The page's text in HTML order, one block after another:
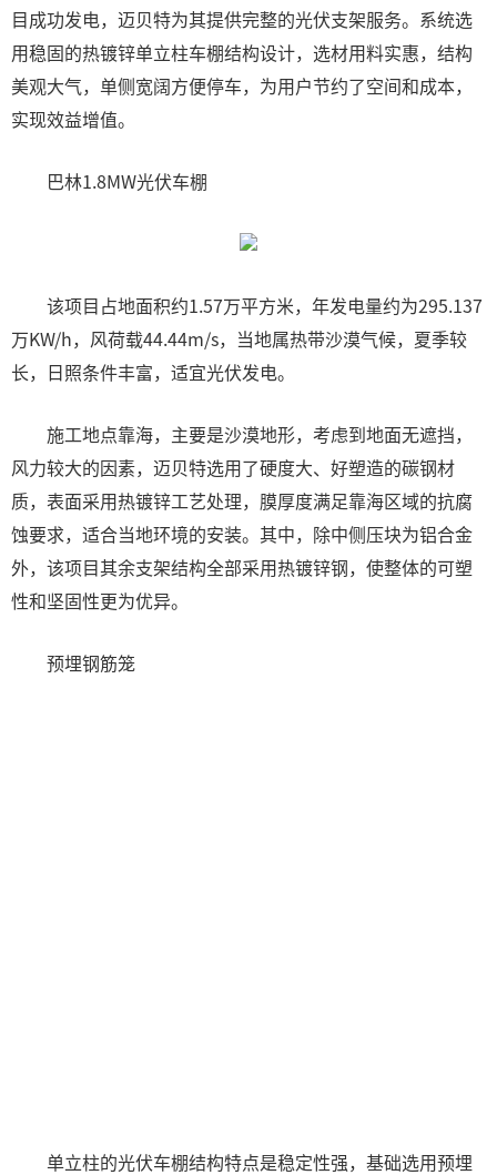
目成功发电，迈贝特为其提供完整的光伏支架服务。系统选
用稳固的热镀锌单立柱车棚结构设计，选材用料实惠，结构
美观大气，单侧宽阔方便停车，为用户节约了空间和成本，
实现效益增值。
巴林1.8MW光伏车棚
该项目占地面积约1.57万平方米，年发电量约为295.137
万KW/h，风荷载44.44m/s，当地属热带沙漠气候，夏季较
长，日照条件丰富，适宜光伏发电。
施工地点靠海，主要是沙漠地形，考虑到地面无遮挡，
风力较大的因素，迈贝特选用了硬度大、好塑造的碳钢材
质，表面采用热镀锌工艺处理，膜厚度满足靠海区域的抗腐
蚀要求，适合当地环境的安装。其中，除中侧压块为铝合金
外，该项目其余支架结构全部采用热镀锌钢，使整体的可塑
性和坚固性更为优异。
预埋钢筋笼
单立柱的光伏车棚结构特点是稳定性强，基础选用预埋